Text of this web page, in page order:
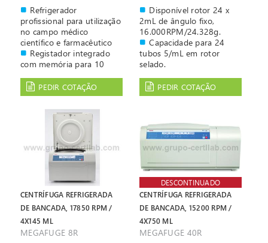
para o Computador
Inclui porta RS485,
Ethernet RJ45 e contacto
para ligação a sistema
central de alarme
Luz interior a LED com
ajuste de intensidade,
comandada pela abertura
da porta
Refrigerador
profissional para utilização
no campo médico
científico e farmacêutico
Registador integrado
com memória para 10
Controlado por
microprocessador "ECT-F
Touch" que garante uma
excelente performance e a
redução do consumo em
Porta de vidro anti-
embaciamento, com 3
Controlo digital por
microprocessador 'ECT-F
Control Touch' com
resolução de 0,1ºC
PEDIR COTAÇÃO
Disponível rotor 24 x
2mL de ângulo fixo,
16.000RPM/24.328g.
Capacidade para 24
tubos 5/mL em rotor
selado.
rotor "Auto-Lock® III",
possibilita a troca de rotor
automático do rotor,
oferece a máxima
protecção contra uma
incorrecta programação.
Reconhecimento
automático de
desequilíbrio, que
assegura a máxima
segurança no trabalho
com qualquer rotor, a
qualquer velocidade.
PEDIR COTAÇÃO
CENTRÍFUGA REFRIGERADA
DE BANCADA, 17850 RPM /
4X145 ML
MEGAFUGE 8R
DESCONTINUADO
CENTRÍFUGA REFRIGERADA
DE BANCADA, 15200 RPM /
4X750 ML
MEGAFUGE 40R